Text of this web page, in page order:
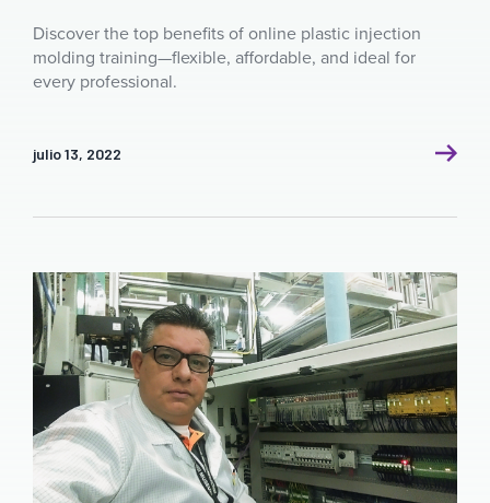
Discover the top benefits of online plastic injection
molding training—flexible, affordable, and ideal for
every professional.
julio 13, 2022